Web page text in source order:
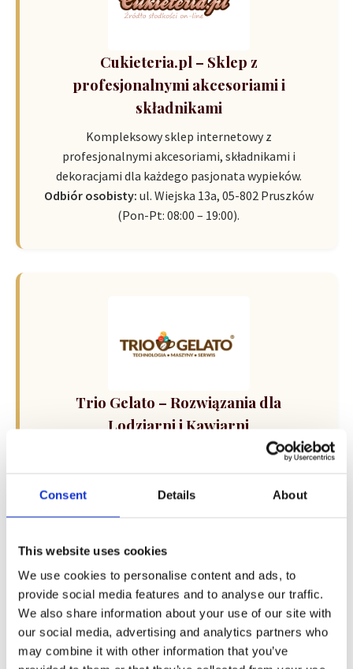
Consent Details About
This website uses cookies
We use cookies to personalise content and ads, to
provide social media features and to analyse our traffic.
We also share information about your use of our site with
our social media, advertising and analytics partners who
may combine it with other information that you’ve
Cukieteria.pl – Sklep z
profesjonalnymi akcesoriami i
składnikami
Kompleksowy sklep internetowy z
profesjonalnymi akcesoriami, składnikami i
dekoracjami dla każdego pasjonata wypieków.
Odbiór osobisty: ul. Wiejska 13a, 05-802 Pruszków
(Pon-Pt: 08:00 – 19:00).
Trio Gelato – Rozwiązania dla
Lodziarni i Kawiarni
Kompleksowe wsparcie dla Twojego biznesu: od
ekspresów do kawy, po profesjonalny serwis i
szkolenia technologiczne. Skorzystaj z